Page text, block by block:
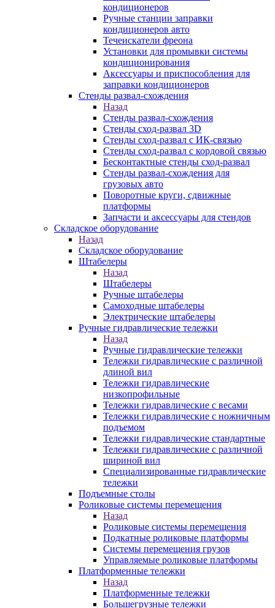
кондиционеров
Ручные станции заправки
кондиционеров авто
Течеискатели фреона
Установки для промывки системы
кондиционирования
Аксессуары и приспособления для
заправки кондиционеров
Стенды развал-схождения
Назад
Стенды развал-схождения
Стенды сход-развал 3D
Стенды сход-развал с ИК-связью
Стенды сход-развал с кордовой связью
Бесконтактные стенды сход-развал
Стенды развал-схождения для
грузовых авто
Поворотные круги, сдвижные
платформы
Запчасти и аксессуары для стендов
Складское оборудование
Назад
Складское оборудование
Штабелеры
Назад
Штабелеры
Ручные штабелеры
Самоходные штабелеры
Электрические штабелеры
Ручные гидравлические тележки
Назад
Ручные гидравлические тележки
Тележки гидравлические с различной
длиной вил
Тележки гидравлические
низкопрофильные
Тележки гидравлические с весами
Тележки гидравлические с ножничным
подъемом
Тележки гидравлические стандартные
Тележки гидравлические с различной
шириной вил
Специализированные гидравлические
тележки
Подъемные столы
Роликовые системы перемещения
Назад
Роликовые системы перемещения
Подкатные роликовые платформы
Системы перемещения грузов
Управляемые роликовые платформы
Платформенные тележки
Назад
Платформенные тележки
Большегрузные тележки